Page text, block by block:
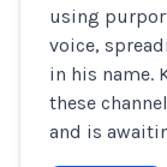
using
voice,
in his name.
these
and is